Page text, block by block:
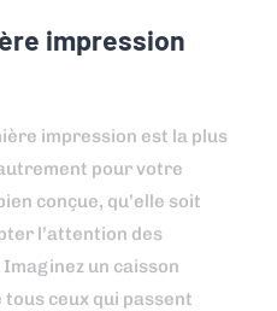
impression
impression est la plus
pour votre
conçue, qu’elle soit
l’attention des
un caisson
ceux qui passent